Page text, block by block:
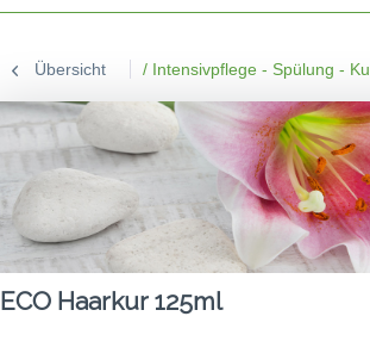
Übersicht / Intensivpflege - Spülung -
ECO Haarkur 125ml